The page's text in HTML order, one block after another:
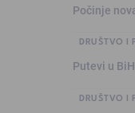
Počinje
DRUŠTVO I
Putevi u
DRUŠTVO I